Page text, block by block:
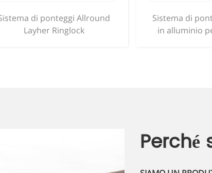
di ponteggi Allround
Layher Ringlock
Sistema di
in alluminio
Perché